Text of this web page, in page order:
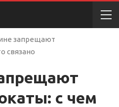
запрещают
связано
с чем